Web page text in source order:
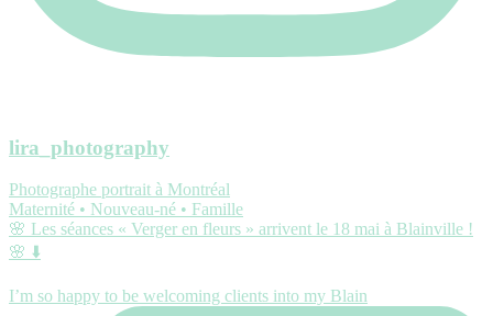
lira_photography
Photographe portrait à Montréal
Maternité • Nouveau-né • Famille
🌸 Les séances « Verger en fleurs » arrivent le 18 mai à Blainville !
🌸 ⬇️
I’m so happy to be welcoming clients into my Blain